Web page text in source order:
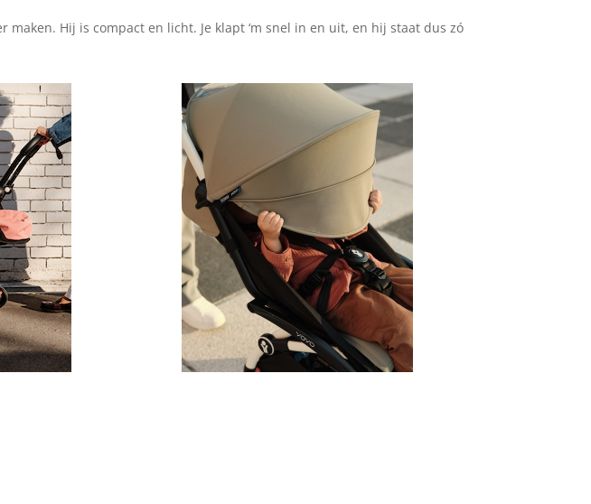
maken. Hij is compact en licht. Je klapt ‘m snel in en uit, en hij staat dus zó